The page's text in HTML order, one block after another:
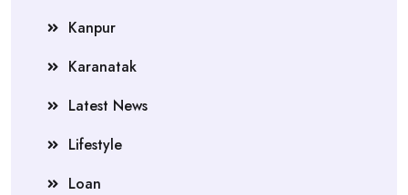
Kanpur
Karanatak
Latest News
Lifestyle
Loan